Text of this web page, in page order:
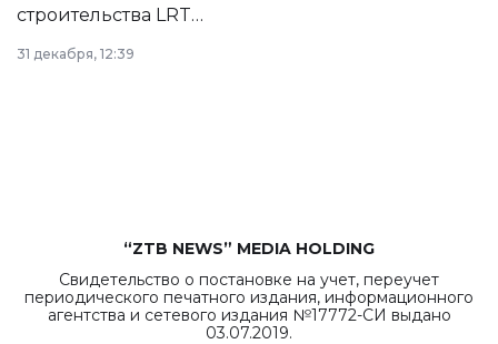
строительства LRT
в Астане из
республиканского
31 декабря, 12:39
“ZTB NEWS” MEDIA HOLDING
Свидетельство о постановке на учет, переучет
периодического печатного издания, информационного
агентства и сетевого издания №17772-СИ выдано
03.07.2019.